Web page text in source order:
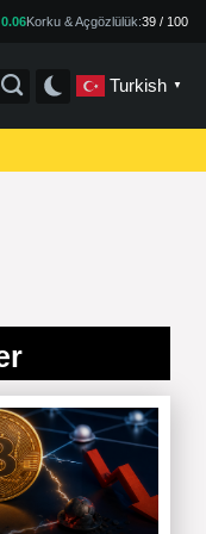
Korku & Açgözlülük:39 / 100
Turkish ▼